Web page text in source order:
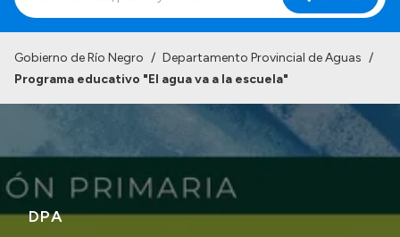
Estructura
Autoridades
Normativa
Gobierno de Río Negro / Departamento Provincial de Aguas /
Programa educativo "El agua va a la escuela"
DPA